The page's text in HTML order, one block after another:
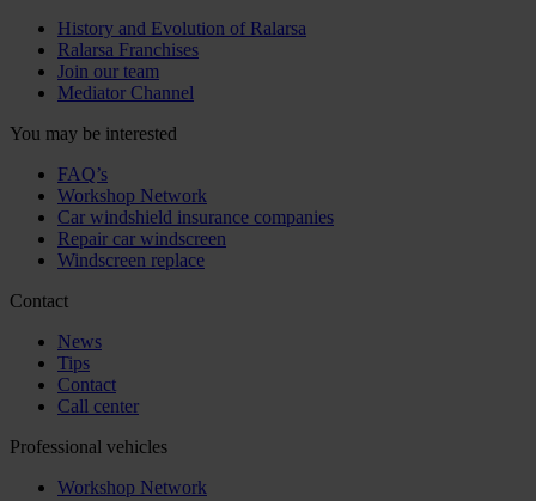
History and Evolution of Ralarsa
Ralarsa Franchises
Join our team
Mediator Channel
You may be interested
FAQ’s
Workshop Network
Car windshield insurance companies
Repair car windscreen
Windscreen replace
Contact
News
Tips
Contact
Call center
Professional vehicles
Workshop Network